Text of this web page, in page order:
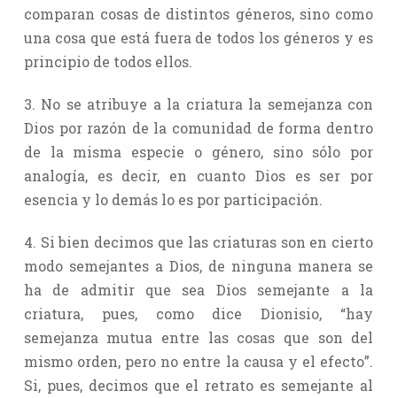
comparan cosas de distintos géneros, sino como
una cosa que está fuera de todos los géneros y es
principio de todos ellos.
3. No se atribuye a la criatura la semejanza con
Dios por razón de la comunidad de forma dentro
de la misma especie o género, sino sólo por
analogía, es decir, en cuanto Dios es ser por
esencia y lo demás lo es por participación.
4. Si bien decimos que las criaturas son en cierto
modo semejantes a Dios, de ninguna manera se
ha de admitir que sea Dios semejante a la
criatura, pues, como dice Dionisio, “hay
semejanza mutua entre las cosas que son del
mismo orden, pero no entre la causa y el efecto”.
Si, pues, decimos que el retrato es semejante al